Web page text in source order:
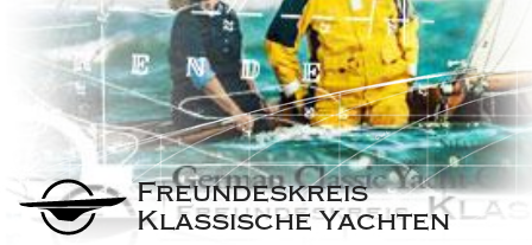
Freundeskreis
Klassische Yachten